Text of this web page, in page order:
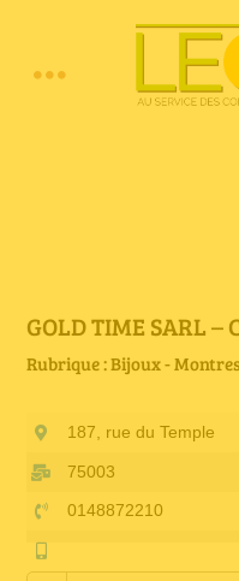
Toggle
E-book
Petites annonces
Annuaire
GOLD TIME SARL –
Rubrique : Bijoux -
187, rue du Temple
75003
0148872210